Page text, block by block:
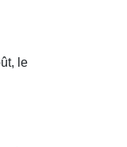
le